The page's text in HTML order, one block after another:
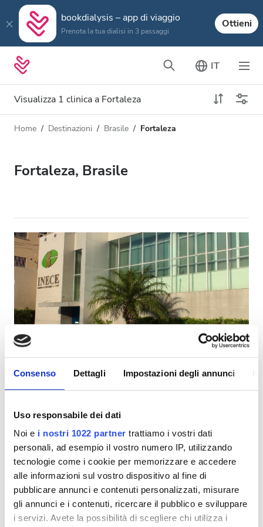
Consenso Dettagli Impostazioni degli annunci
Uso responsabile dei dati
Noi e i nostri 1022 partner trattiamo i vostri dati
personali, ad esempio il vostro numero IP, utilizzando
tecnologie come i cookie per memorizzare e accedere
alle informazioni sul vostro dispositivo al fine di
pubblicare annunci e contenuti personalizzati, misurare
gli annunci e i contenuti, ricercare il pubblico e sviluppare
i servizi. Avete la possibilità di scegliere chi utilizza i
bookdialysis – app di viaggio
Prenota la tua dialisi in 3 passaggi
Ottieni
IT
Visualizza 1 clinica a Fortaleza
Tipo di dialisi
Tutti i tipi di dialisi
Accetta
Pazienti con HIV
Pazienti con epatite B
Pazienti con epatite C
GHIC
Strutture
Snack e bevande
WiFi gratuito
Schermi TV
Trasferimento gratuito
Distanza
Home Destinazioni Brasile Fortaleza
Fortaleza, Brasile
INECE
Fortaleza, Brasile
Per trattamento
Dialisi HD 170 €
Prenota